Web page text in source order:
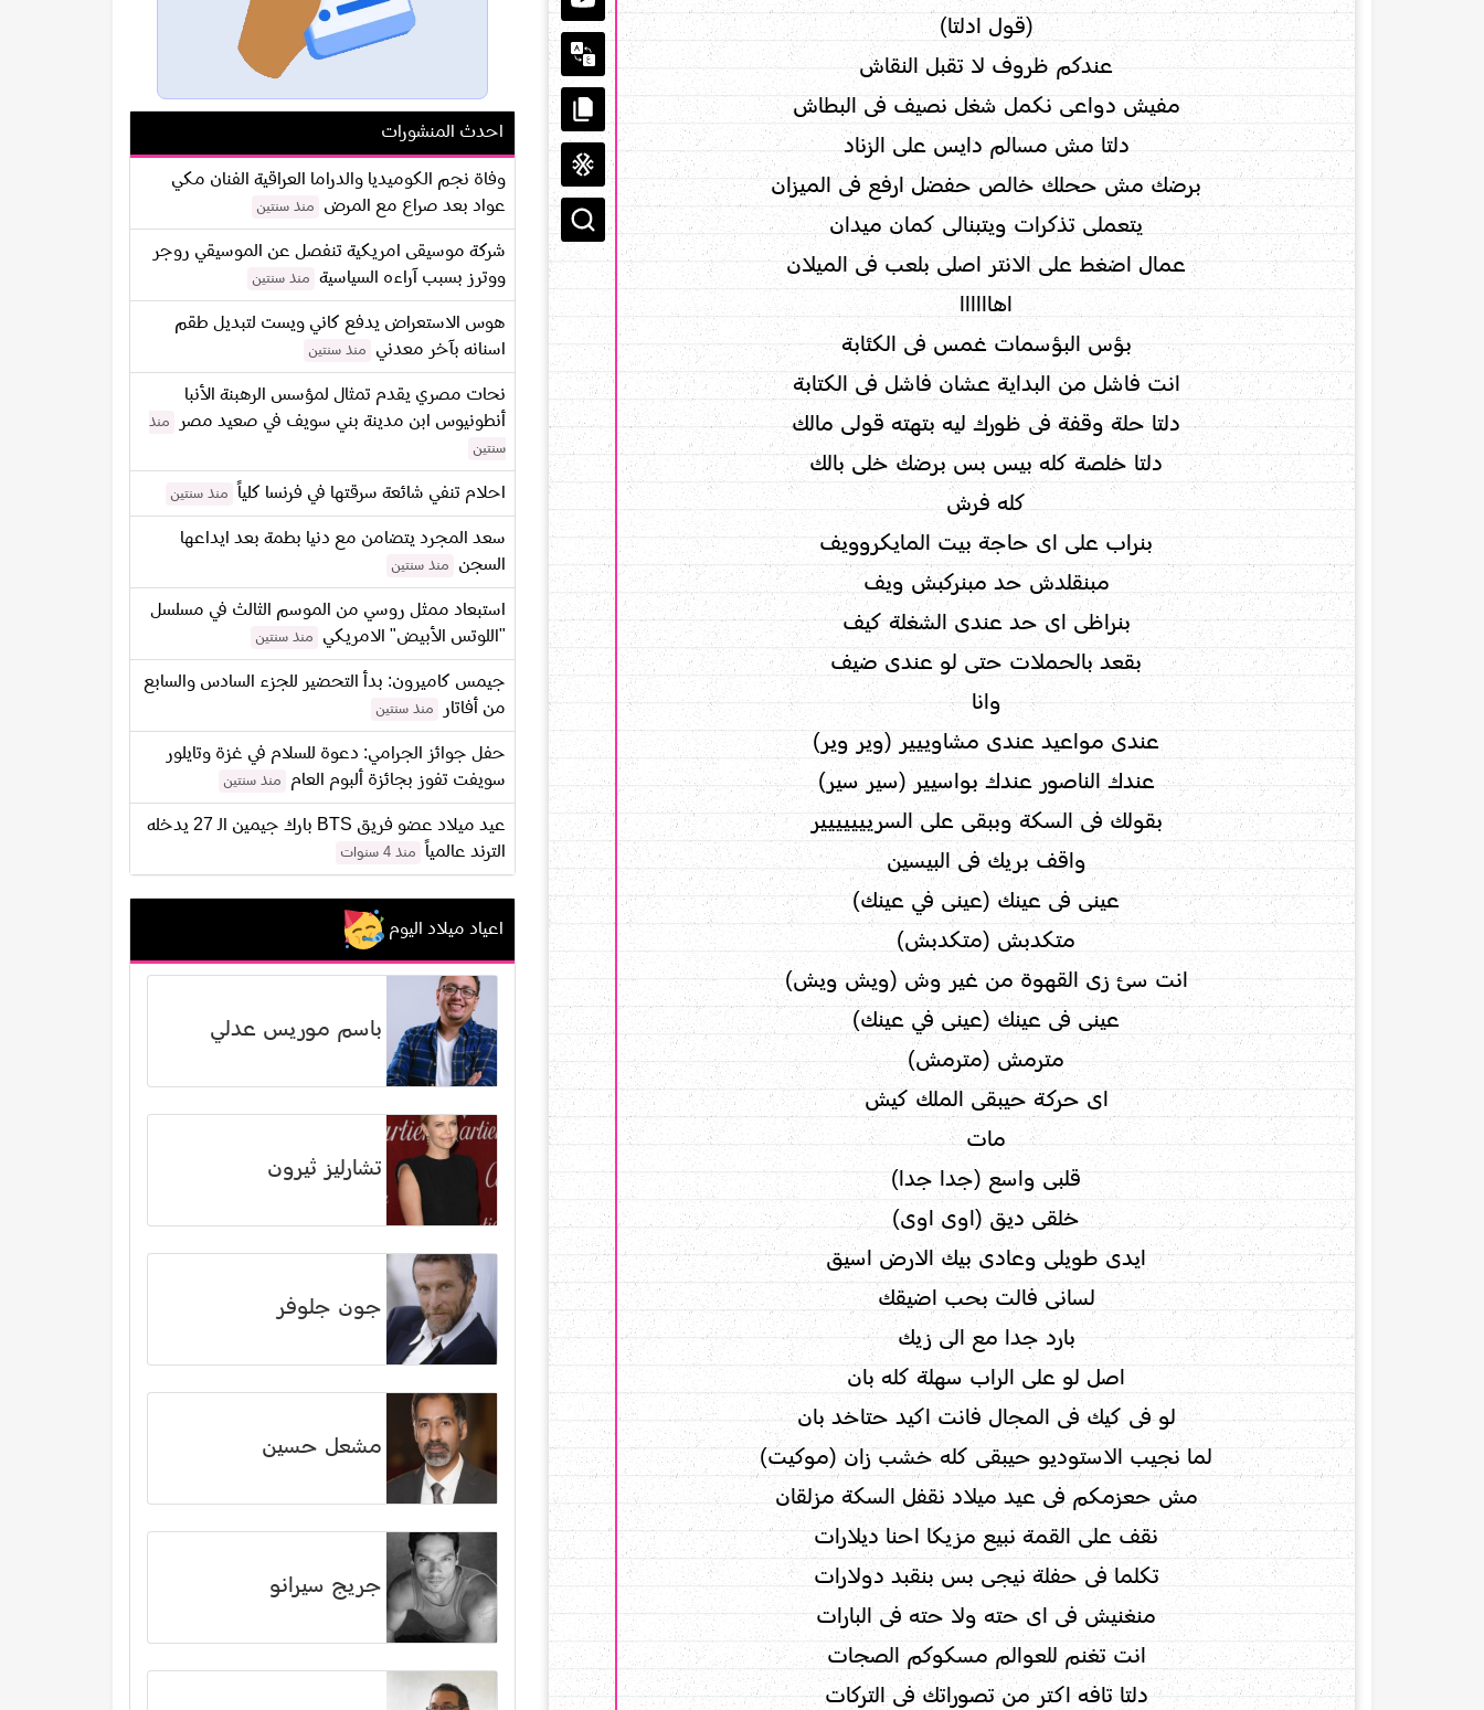
(قول ادلتا)
عندكم ظروف لا تقبل النقاش
مفيش دواعى نكمل شغل نصيف فى البطاش
دلتا مش مسالم دايس على الزناد
برضك مش ححلك خالص حفضل ارفع فى الميزان
يتعملى تذكرات ويتبنالى كمان ميدان
عمال اضغط على الانتر اصلى بلعب فى الميلان
اهاااااا
بؤس البؤسمات غمس فى الكئابة
انت فاشل من البداية عشان فاشل فى الكتابة
دلتا حلة وقفة فى ظورك ليه بتهته قولى مالك
دلتا خلصة كله بيس بس برضك خلى بالك
كله فرش
بنراب على اى حاجة بيت المايكروويف
مبنقلدش حد مبنركبش ويف
بنراظى اى حد عندى الشغلة كيف
بقعد بالحملات حتى لو عندى ضيف
وانا
عندى مواعيد عندى مشاوييير (وير وير)
عندك الناصور عندك بواسيير (سير سير)
بقولك فى السكة وببقى على السرييييييير
واقف بريك فى البيسين
عينى فى عينك (عينى في عينك)
متكدبش (متكدبش)
انت سئ زى القهوة من غير وش (ويش ويش)
عينى فى عينك (عينى في عينك)
مترمش (مترمش)
اى حركة حيبقى الملك كيش
مات
قلبى واسع (جدا جدا)
خلقى ديق (اوى اوى)
ايدى طويلى وعادى بيك الارض اسيق
لسانى فالت بحب اضيقك
بارد جدا مع الى زيك
اصل لو على الراب سهلة كله بان
لو فى كيك فى المجال فانت اكيد حتاخد بان
لما نجيب الاستوديو حيبقى كله خشب زان (موكيت)
مش حعزمكم فى عيد ميلاد نقفل السكة مزلقان
نقف على القمة نبيع مزيكا احنا ديلارات
تكلما فى حفلة نيجى بس بنقبد دولارات
منغنيش فى اى حته ولا حته فى البارات
انت تغنم للعوالم مسكوكم الصجات
دلتا تافه اكتر من تصوراتك فى التركات
احدث المنشورات
وفاة نجم الكوميديا والدراما العراقية الفنان مكي
عواد بعد صراع مع المرض
منذ سنتين
شركة موسيقى امريكية تنفصل عن الموسيقي روجر
ووترز بسبب آراءه السياسية
منذ سنتين
هوس الاستعراض يدفع كاني ويست لتبديل طقم
اسنانه بآخر معدني
منذ سنتين
نحات مصري يقدم تمثال لمؤسس الرهبنة الأنبا
أنطونيوس ابن مدينة بني سويف في صعيد مصر
منذ
سنتين
احلام تنفي شائعة سرقتها في فرنسا كلياً منذ سنتين
سعد المجرد يتضامن مع دنيا بطمة بعد ايداعها
السجن
منذ سنتين
استبعاد ممثل روسي من الموسم الثالث في مسلسل
"اللوتس الأبيض" الامريكي
منذ سنتين
جيمس كاميرون: بدأ التحضير للجزء السادس والسابع
من أفاتار
منذ سنتين
حفل جوائز الجرامي: دعوة للسلام في غزة وتايلور
سويفت تفوز بجائزة ألبوم العام
منذ سنتين
عيد ميلاد عضو فريق BTS بارك جيمين الـ 27 يدخله
الترند عالمياً
منذ 4 سنوات
اعياد ميلاد اليوم
باسم موريس عدلي
تشارليز ثيرون
جون جلوفر
مشعل حسين
جريج سيرانو